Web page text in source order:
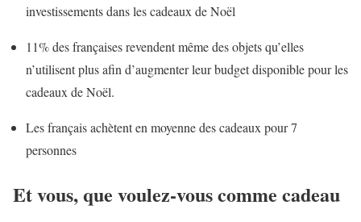
investissements dans les cadeaux de Noël
11% des françaises revendent même des objets qu’elles
n’utilisent plus afin d’augmenter leur budget disponible pour les
cadeaux de Noël.
Les français achètent en moyenne des cadeaux pour 7
personnes
Et vous, que voulez-vous comme cadeau